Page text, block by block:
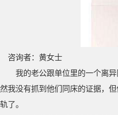
咨询者：黄女士
我的老公跟单位里的一个离
然我没有抓到他们同床的证据，
轨了。